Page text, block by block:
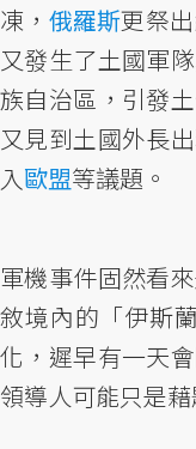
凍， 俄羅斯更祭
又發生了土國軍
族自治區，引發
又見到土國外長
入歐盟等議題。
軍機事件固然看
敘境內的「伊斯
化，遲早有一天
領導人可能只是